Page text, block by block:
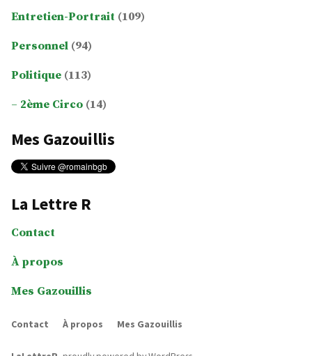
Entretien-Portrait (109)
Personnel (94)
Politique (113)
2ème Circo (14)
Mes Gazouillis
La Lettre R
Contact
À propos
Mes Gazouillis
Contact À propos Mes Gazouillis